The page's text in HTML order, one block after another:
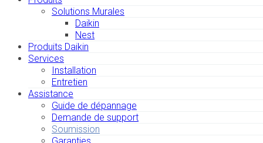
Solutions Murales
Daikin
Nest
Produits Daikin
Services
Installation
Entretien
Assistance
Guide de dépannage
Demande de support
Soumission